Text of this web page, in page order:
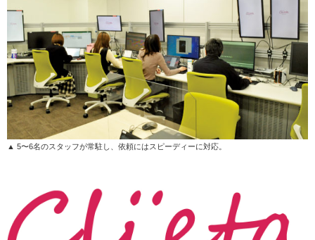
▲ 5〜6名のスタッフが常駐し、依頼にはスピーディーに対応。